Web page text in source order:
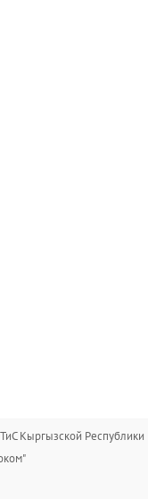
Кыргызской Республики